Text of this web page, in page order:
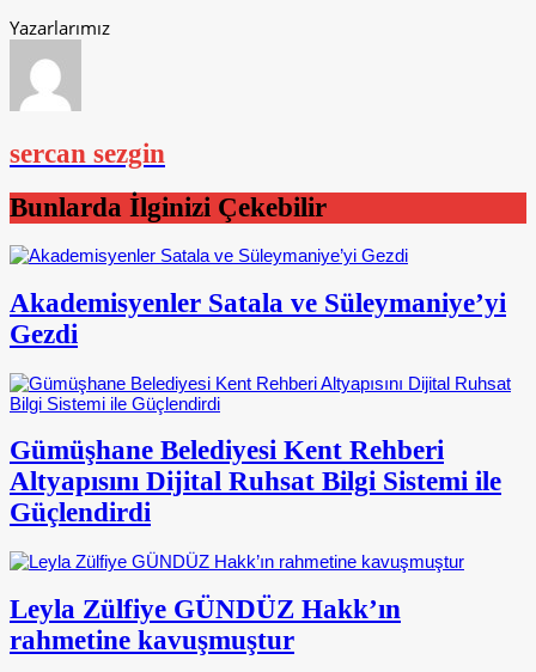
Yazarlarımız
sercan sezgin
Bunlarda İlginizi Çekebilir
Akademisyenler Satala ve Süleymaniye’yi
Gezdi
Gümüşhane Belediyesi Kent Rehberi
Altyapısını Dijital Ruhsat Bilgi Sistemi ile
Güçlendirdi
Leyla Zülfiye GÜNDÜZ Hakk’ın
rahmetine kavuşmuştur